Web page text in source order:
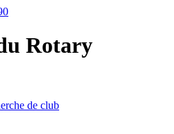
Rotary
de club